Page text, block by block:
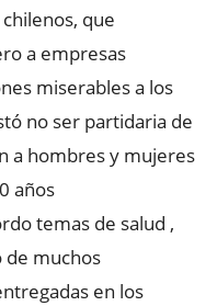
que
a empresas
miserables a los
no ser partidaria de
a hombres y mujeres
años
temas de salud ,
de muchos
en los